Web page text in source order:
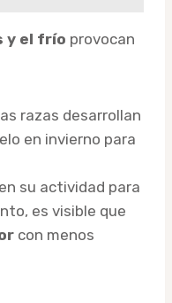
y el frío provocan
razas desarrollan
en invierno para
su actividad para
es visible que
con menos